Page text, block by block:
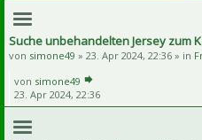
Suche unbehandelten Jersey zum
von simone49 » 23. Apr 2024, 22:36 » in
von simone49
23. Apr 2024, 22:36